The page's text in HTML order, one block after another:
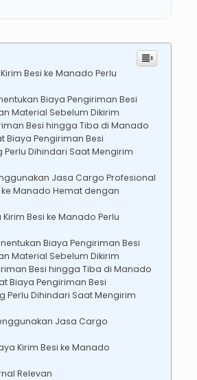
Besi ke Manado Perlu
Biaya Pengiriman Besi
Material Sebelum Dikirim
Besi hingga Tiba di Manado
Biaya Pengiriman Besi
Perlu Dihindari Saat Mengirim
Jasa Cargo Profesional
ke Manado Hemat dengan
Besi ke Manado Perlu
Biaya Pengiriman Besi
Material Sebelum Dikirim
Besi hingga Tiba di Manado
Biaya Pengiriman Besi
Perlu Dihindari Saat Mengirim
Jasa Cargo
Kirim Besi ke Manado
Relevan